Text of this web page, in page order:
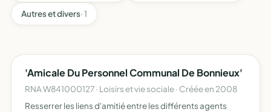
Autres et divers· 1
'Amicale Du Personnel Communal De Bonnieux'
RNA W841000127 · Loisirs et vie sociale · Créée en 2008
Resserrer les liens d'amitié entre les différents agents